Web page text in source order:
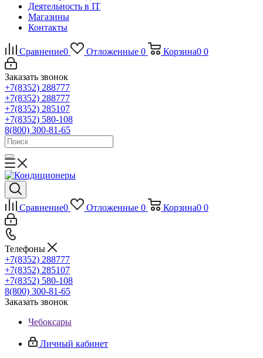
Деятельность в IT
Магазины
Контакты
Сравнение0 Отложенные 0 Корзина0 0
Заказать звонок
+7(8352) 288777
+7(8352) 288777
+7(8352) 285107
+7(8352) 580-108
8(800) 300-81-65
Сравнение0 Отложенные 0 Корзина0 0
Телефоны
+7(8352) 288777
+7(8352) 285107
+7(8352) 580-108
8(800) 300-81-65
Заказать звонок
Чебоксары
Личный кабинет